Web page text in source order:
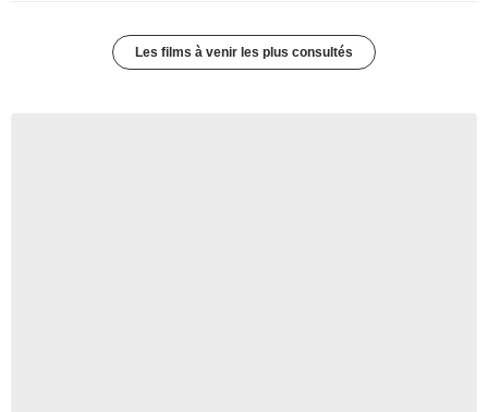
Les films à venir les plus consultés